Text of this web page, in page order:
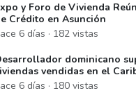
y Foro de Vivienda
Crédito en Asunción
6 días · 182 vistas
dominicano
vendidas en el
6 días · 180 vistas